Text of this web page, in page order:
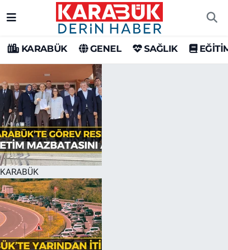
KARABÜK GENEL SAĞLIK
KARABÜK
Karabük Hava Durumu
Karabük Trafik Yoğunluk Haritası
Süper Lig Puan Durumu ve Fikstür
Tüm Manşetler
Son Dakika Haberleri
Haber Arşivi